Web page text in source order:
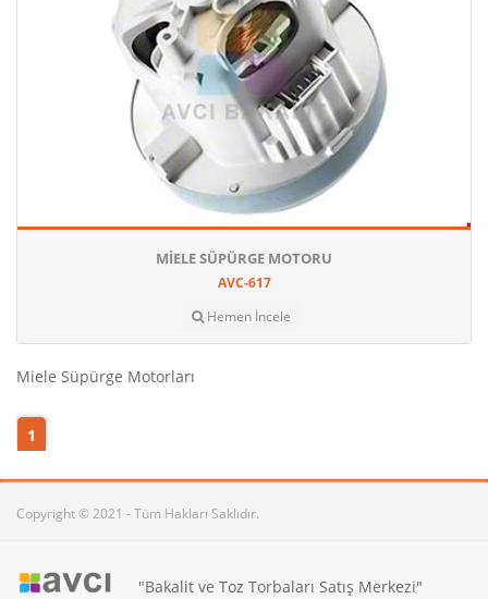
MIELE SÜPÜRGE MOTORU
AVC-617
Hemen İncele
Miele Süpürge Motorları
1
Copyright © 2021 - Tüm Hakları Saklıdır.
"Bakalit ve Toz Torbaları Satış Merkezi"